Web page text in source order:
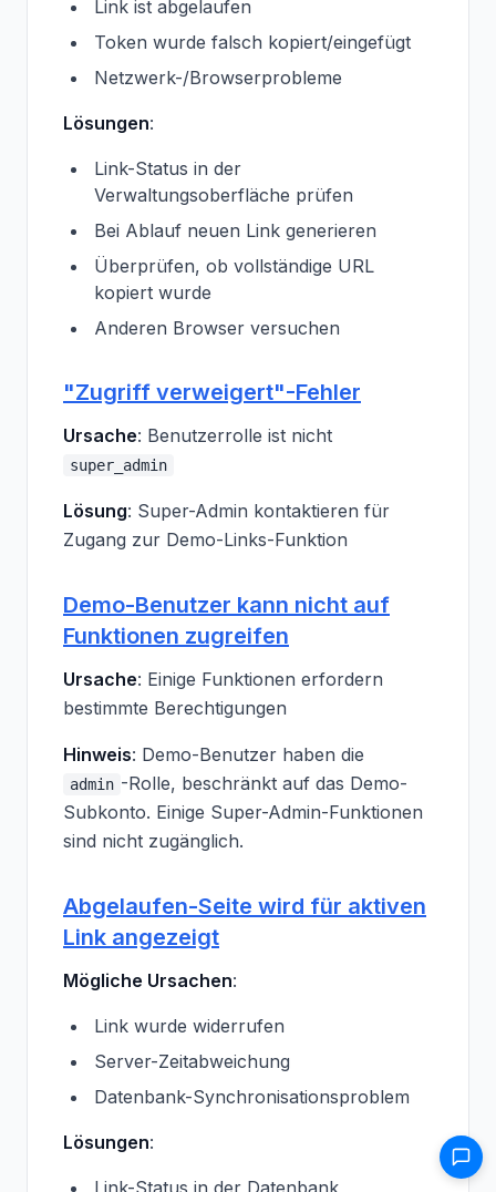
Link ist abgelaufen
Token wurde falsch kopiert/eingefügt
Netzwerk-/Browserprobleme
Lösungen:
Link-Status in der
Verwaltungsoberfläche prüfen
Bei Ablauf neuen Link generieren
Überprüfen, ob vollständige URL
kopiert wurde
Anderen Browser versuchen
"Zugriff verweigert"-Fehler
Ursache: Benutzerrolle ist nicht
super_admin
Lösung: Super-Admin kontaktieren für
Zugang zur Demo-Links-Funktion
Demo-Benutzer kann nicht auf
Funktionen zugreifen
Ursache: Einige Funktionen erfordern
bestimmte Berechtigungen
Hinweis: Demo-Benutzer haben die
admin -Rolle, beschränkt auf das Demo-
Subkonto. Einige Super-Admin-Funktionen
sind nicht zugänglich.
Abgelaufen-Seite wird für aktiven
Link angezeigt
Mögliche Ursachen:
Link wurde widerrufen
Server-Zeitabweichung
Datenbank-Synchronisationsproblem
Lösungen:
Link-Status in der Datenbank